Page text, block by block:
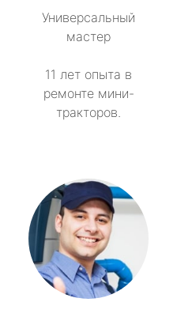
Универсальный
мастер
11 лет опыта в
ремонте мини-
тракторов.